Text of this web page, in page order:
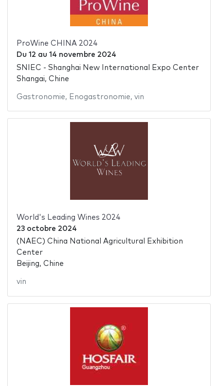
ProWine CHINA 2024
Du 12 au 14 novembre 2024
SNIEC - Shanghai New International Expo Center
Shangai, Chine
Gastronomie, Enogastronomie, vin
World's Leading Wines 2024
23 octobre 2024
(NAEC) China National Agricultural Exhibition
Center
Beijing, Chine
vin